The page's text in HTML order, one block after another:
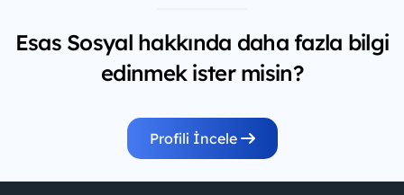
Esas Sosyal hakkında daha fazla bilgi
edinmek ister misin?
Profili İncele